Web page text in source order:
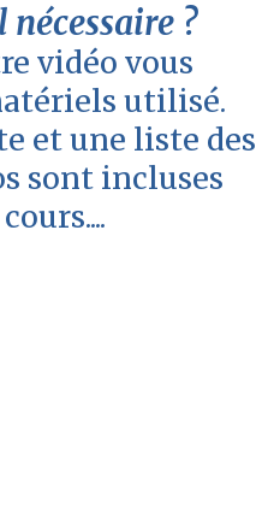
?
vidéo vous
utilisé.
et une liste des
sont incluses